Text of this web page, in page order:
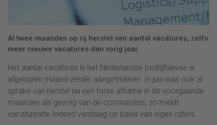
Al twee maanden op rij herstel van aantal vacatures, zelfs
meer nieuwe vacatures dan vorig jaar.
Het aantal vacatures in het Nederlandse bedrijfsleven is
afgelopen maand verder aangetrokken. In juni was ook al
sprake van herstel na een forse afname in de voorgaande
maanden als gevolg van de coronacrisis, zo meldt
vacaturesite Indeed vandaag op basis van eigen cijfers.